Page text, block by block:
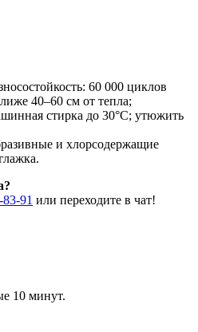
60 000 циклов
40–60 см от тепла;
стирка до 30°C; утюжить
и хлорсодержащие
91 или переходите в чат!
10 минут.